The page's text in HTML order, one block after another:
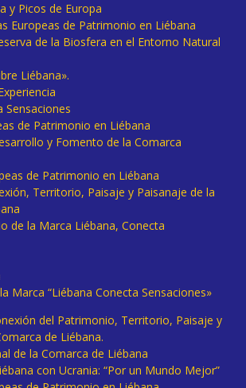
y Picos de Europa
Europeas de Patrimonio en Liébana
de la Biosfera en el Entorno Natural
Liébana».
Sensaciones
de Patrimonio en Liébana
y Fomento de la Comarca
de Patrimonio en Liébana
Territorio, Paisaje y Paisanaje de la
de la Marca Liébana, Conecta
Marca “Liébana Conecta Sensaciones»
del Patrimonio, Territorio, Paisaje y
de Liébana.
de la Comarca de Liébana
con Ucrania: “Por un Mundo Mejor”